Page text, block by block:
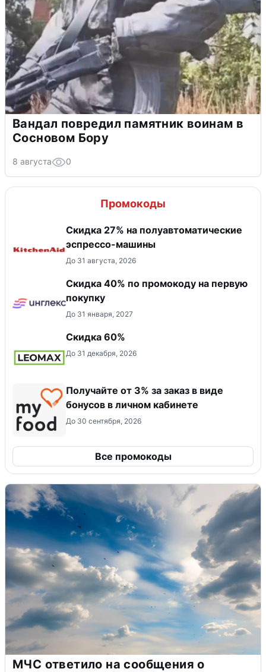
Вандал повредил памятник воинам в
Сосновом Бору
8 августа 0
Промокоды
Скидка 27% на полуавтоматические
эспрессо-машины
До 31 августа, 2026
Скидка 40% по промокоду на первую
покупку
До 31 января, 2027
Скидка 60%
До 31 декабря, 2026
Получайте от 3% за заказ в виде
бонусов в личном кабинете
До 30 сентября, 2026
Все промокоды
МЧС ответило на сообщения о